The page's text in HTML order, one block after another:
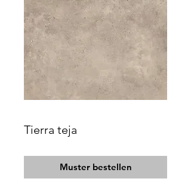
Tierra teja
Muster bestellen